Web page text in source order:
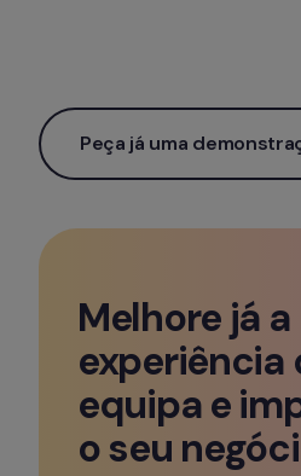
Peça já uma
Melhore já a
experiência
equipa e
o seu